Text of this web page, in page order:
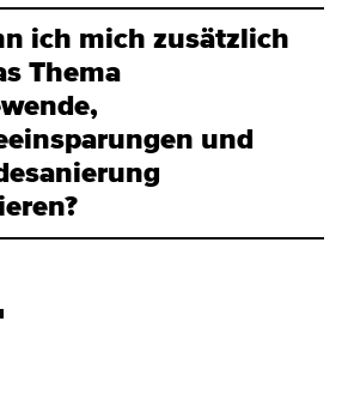
ich mich zusätzlich
Thema
und